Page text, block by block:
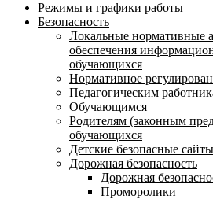
Режимы и графики работы
Безопасность
Локальные нормативные
обеспечения
обучающихся
Нормативное
Педагогическим
Обучающимся
Родителям (законным
обучающихся
Детские безопасные сайты
Дорожная безопасность
Дорожная
Проморолики